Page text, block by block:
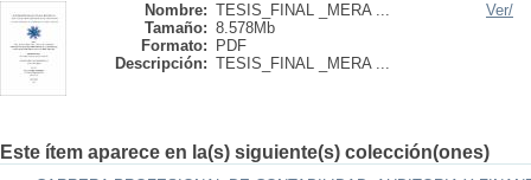
Nombre: TESIS_FINAL _MERA ...
Tamaño: 8.578Mb
Formato:
PDF
Descripción: TESIS_FINAL _MERA ...
Ver/
Este ítem aparece en la(s) siguiente(s) colección(ones)